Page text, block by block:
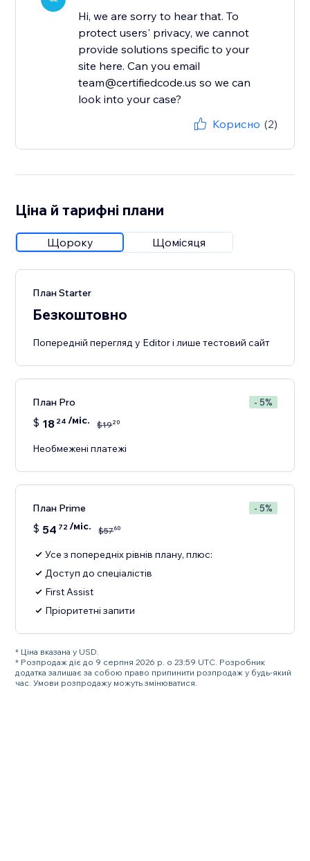
Hi, we are sorry to hear that. To
protect users' privacy, we cannot
provide solutions specific to your
site here. Can you email
team@certifiedcode.us so we can
look into your case?
Корисно (2)
Ціна й тарифні плани
Щороку Щомісяця
План Starter
Безкоштовно
Попередній перегляд у Editor і лише тестовий сайт
План Pro - 5%
$ 18 24 /міс. $1920
Необмежені платежі
План Prime - 5%
$ 54 72/міс. $5760
Усе з попередніх рівнів плану, плюс:
Доступ до спеціалістів
First Assist
Пріоритетні запити
* Ціна вказана у USD.
* Розпродаж діє до 9 серпня 2026 р. о 23:59 UTC. Розробник
додатка залишає за собою право припинити розпродаж у будь-який
час. Умови розпродажу можуть змінюватися.